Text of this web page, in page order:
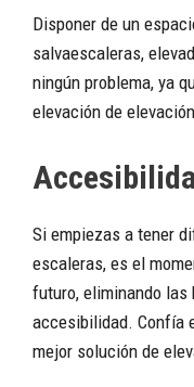
Disponer de un
salvaescaleras,
ningún problema, ya
elevación de
Si empiezas a tener
escaleras, es el
futuro, eliminando
accesibilidad. Confía
mejor solución de